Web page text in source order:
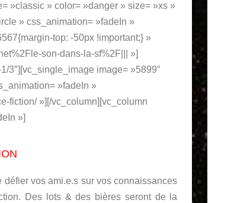
»classic » color= »danger » size= »xs »
» css_animation= »fadeIn »
top: -50px !important;} »
son-dans-la-sf%2F||| »]
3″][vc_single_image image= »5899″
»fadeIn »
fiction/ »][/vc_column][vc_column
»]
défier vos ami.e.s sur vos connaissances
Des lots & des bières seront de la